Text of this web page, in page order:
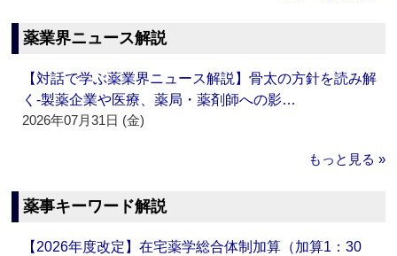
薬業界ニュース解説
【対話で学ぶ薬業界ニュース解説】骨太の方針を読み解
く‐製薬企業や医療、薬局・薬剤師への影…
2026年07月31日 (金)
もっと見る »
薬事キーワード解説
【2026年度改定】在宅薬学総合体制加算（加算1：30